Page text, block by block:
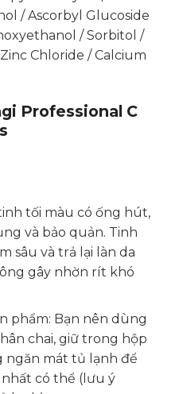
/ Ascorbyl Glucoside
/ Sorbitol /
Chloride / Calcium
Professional C
tối màu có ống hút,
và bảo quản. Tinh
sâu và trả lại làn da
gây nhờn rít khó
phẩm: Bạn nên dùng
chai, giữ trong hộp
ngăn mát tủ lạnh để
có thể (lưu ý